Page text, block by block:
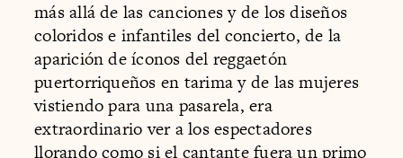
más allá de las canciones y de los diseños
coloridos e infantiles del concierto, de la
aparición de íconos del reggaetón
puertorriqueños en tarima y de las mujeres
vistiendo para una pasarela, era
extraordinario ver a los espectadores
llorando como si el cantante fuera un primo